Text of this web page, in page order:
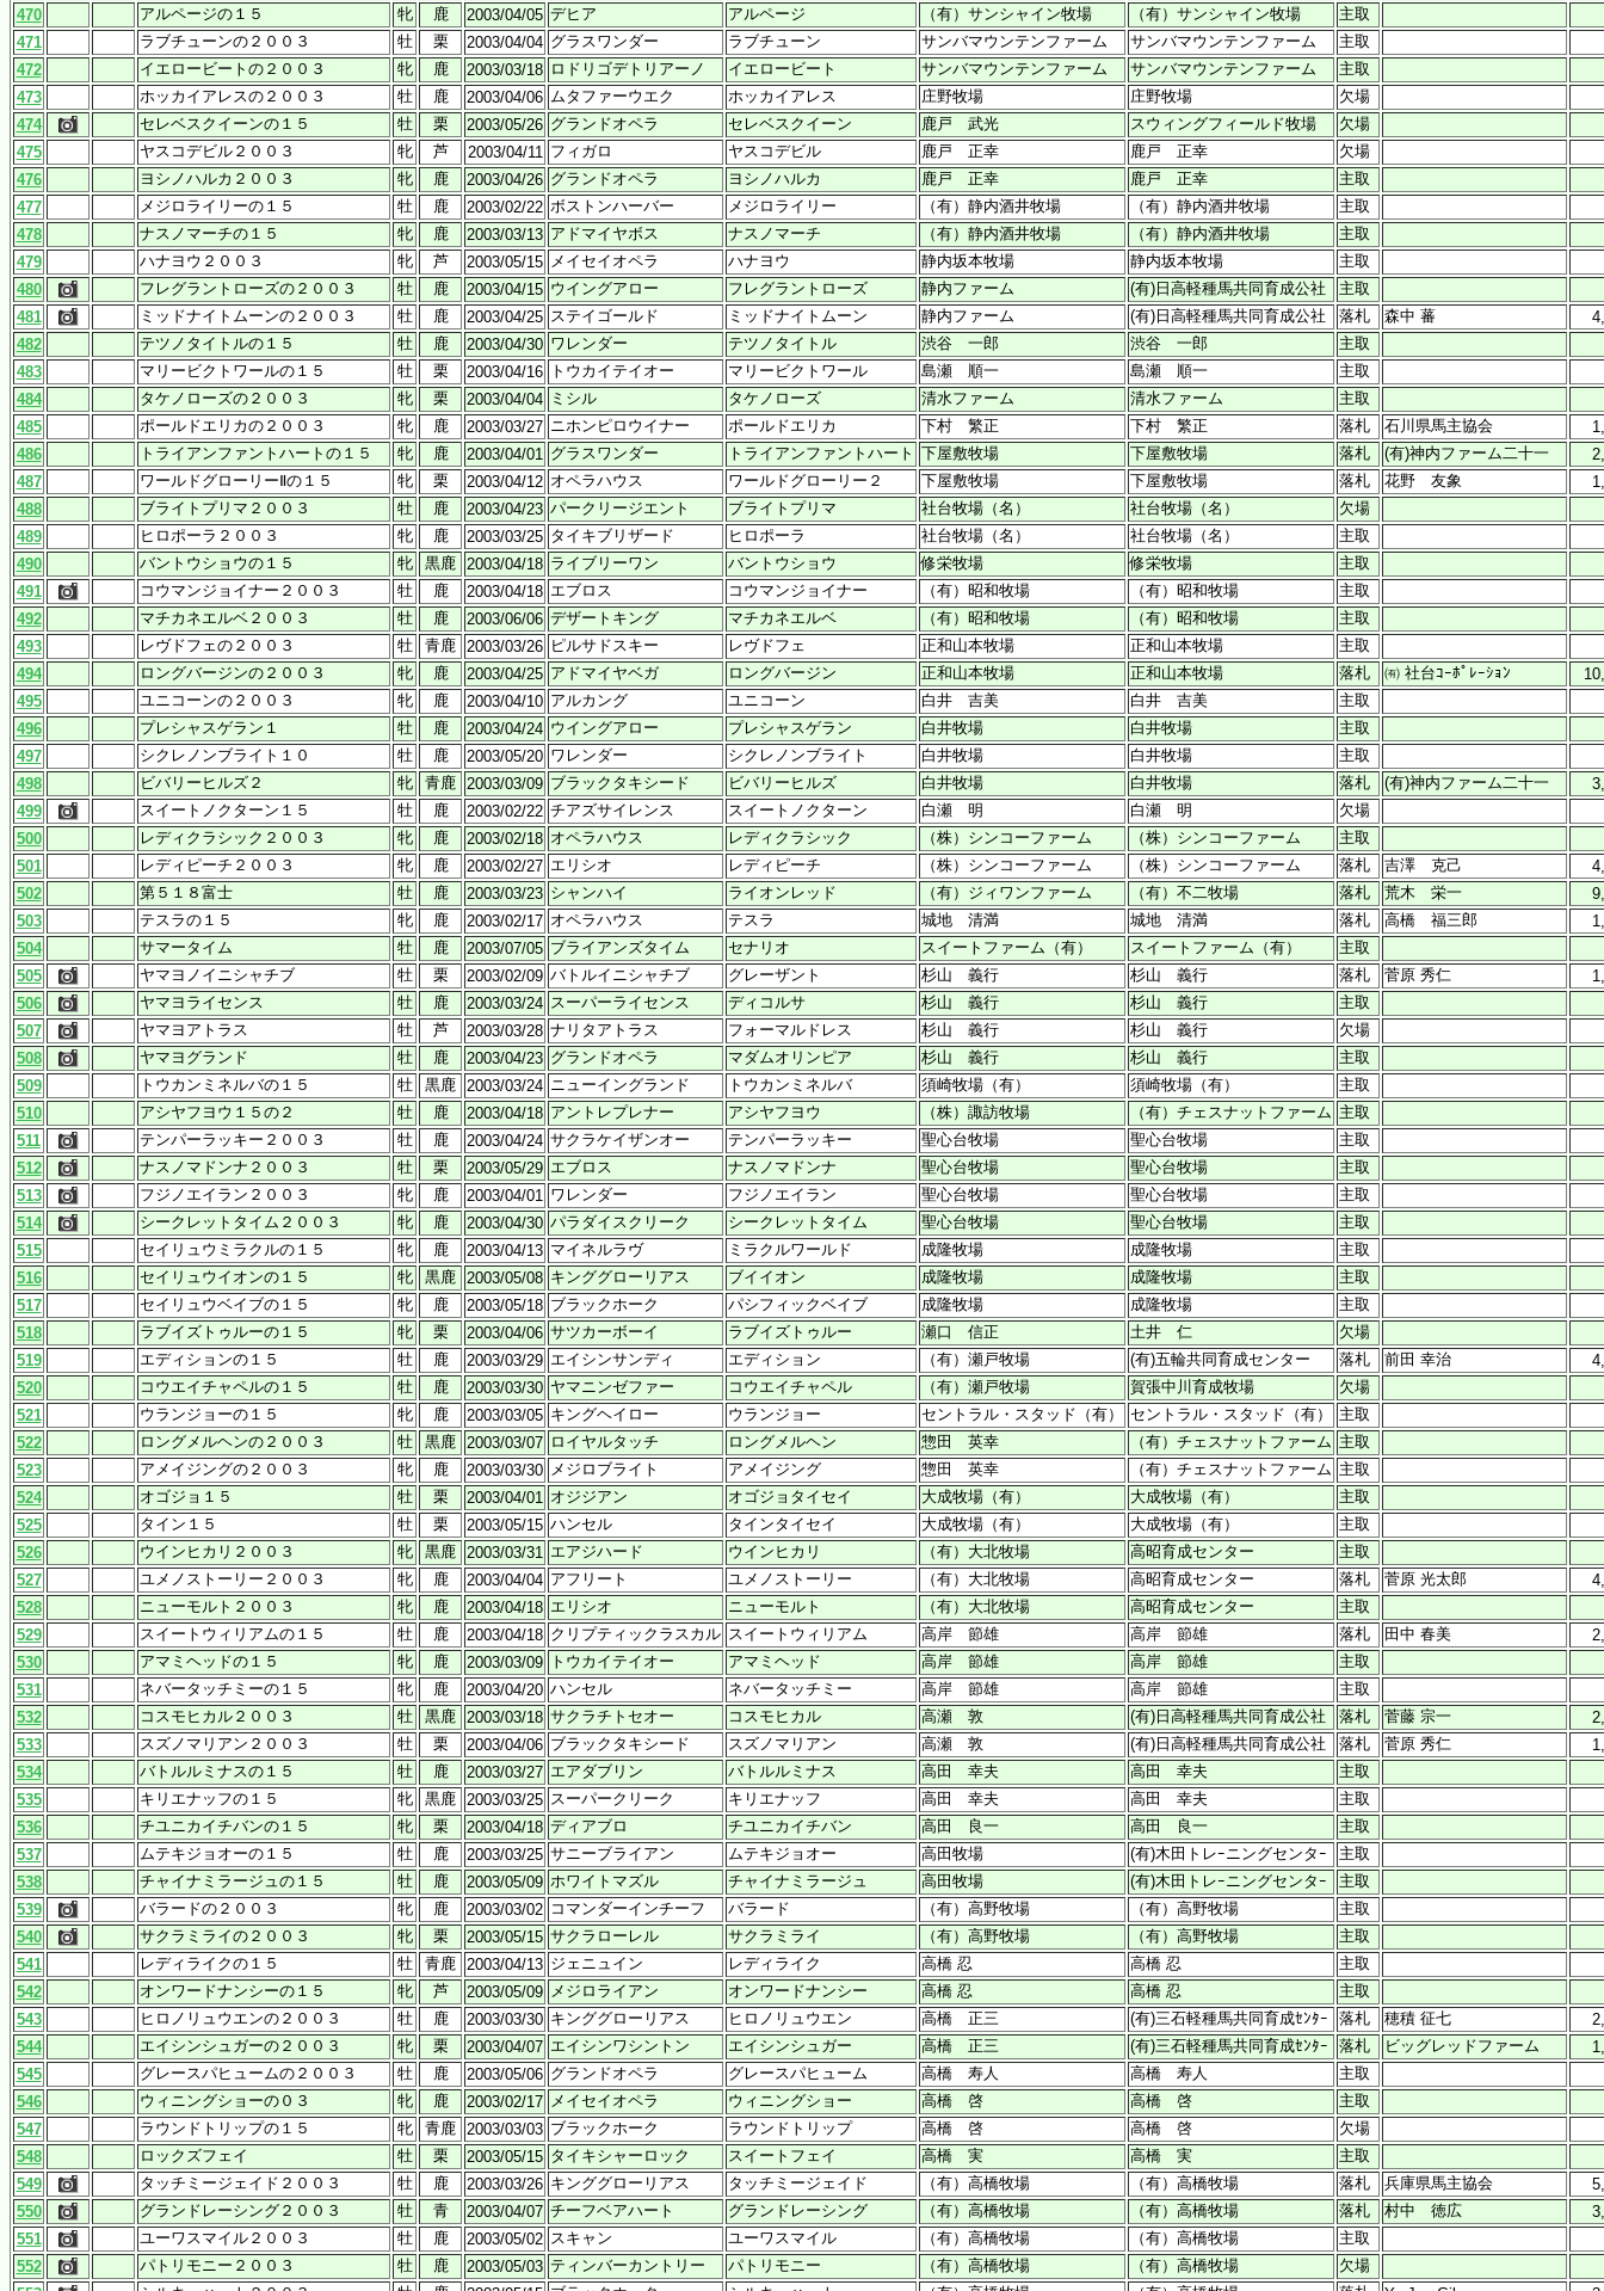
470
アルページの１５ 牝 鹿 2003/04/05 デヒア アルページ （有）サンシャイン牧場 （有）サンシャイン牧場
主取
471
ラブチューンの２００３ 牡 栗 2003/04/04 グラスワンダー ラブチューン サンバマウンテンファーム サンバマウンテンファーム
主取
472
イエロービートの２００３ 牝 鹿 2003/03/18 ロドリゴデトリアーノ イエロービート サンバマウンテンファーム サンバマウンテンファーム
主取
473
ホッカイアレスの２００３ 牡 鹿 2003/04/06 ムタファーウエク ホッカイアレス 庄野牧場 庄野牧場
欠場
474
セレベスクイーンの１５ 牡 栗 2003/05/26 グランドオペラ セレベスクイーン 鹿戸 武光 スウィングフィールド牧場
欠場
475
ヤスコデビル２００３ 牝 芦 2003/04/11 フィガロ ヤスコデビル 鹿戸 正幸 鹿戸 正幸
欠場
476
ヨシノハルカ２００３ 牝 鹿 2003/04/26 グランドオペラ ヨシノハルカ 鹿戸 正幸 鹿戸 正幸
主取
477
メジロライリーの１５ 牡 鹿 2003/02/22 ボストンハーバー メジロライリー （有）静内酒井牧場 （有）静内酒井牧場
主取
478
ナスノマーチの１５ 牝 鹿 2003/03/13 アドマイヤボス ナスノマーチ （有）静内酒井牧場 （有）静内酒井牧場
主取
479
ハナヨウ２００３ 牝 芦 2003/05/15 メイセイオペラ ハナヨウ 静内坂本牧場 静内坂本牧場
主取
480
フレグラントローズの２００３ 牡 鹿 2003/04/15 ウイングアロー フレグラントローズ 静内ファーム (有)日高軽種馬共同育成公社
主取
481
ミッドナイトムーンの２００３ 牡 鹿 2003/04/25 ステイゴールド ミッドナイトムーン 静内ファーム (有)日高軽種馬共同育成公社 落札 森中 蕃
482
テツノタイトルの１５ 牡 鹿 2003/04/30 ワレンダー テツノタイトル 渋谷 一郎 渋谷 一郎
主取
483
マリービクトワールの１５ 牡 栗 2003/04/16 トウカイテイオー マリービクトワール 島瀬 順一 島瀬 順一
主取
484
タケノローズの２００３ 牝 栗 2003/04/04 ミシル タケノローズ 清水ファーム 清水ファーム
主取
485
ポールドエリカの２００３ 牝 鹿 2003/03/27 ニホンピロウイナー ポールドエリカ 下村 繁正 下村 繁正 落札 石川県馬主協会
486
トライアンファントハートの１５ 牝 鹿 2003/04/01 グラスワンダー トライアンファントハート 下屋敷牧場 下屋敷牧場 落札 (有)神内ファーム二十一
487
ワールドグローリーⅡの１５ 牝 栗 2003/04/12 オペラハウス ワールドグローリー２ 下屋敷牧場 下屋敷牧場 落札 花野 友象
488
ブライトプリマ２００３ 牡 鹿 2003/04/23 パークリージエント ブライトプリマ 社台牧場（名） 社台牧場（名）
欠場
489
ヒロポーラ２００３ 牝 鹿 2003/03/25 タイキブリザード ヒロポーラ 社台牧場（名） 社台牧場（名）
主取
490
バントウショウの１５ 牝 黒鹿 2003/04/18 ライブリーワン バントウショウ 修栄牧場 修栄牧場
主取
491
コウマンジョイナー２００３ 牡 鹿 2003/04/18 エブロス コウマンジョイナー （有）昭和牧場 （有）昭和牧場
主取
492
マチカネエルベ２００３ 牡 鹿 2003/06/06 デザートキング マチカネエルベ （有）昭和牧場 （有）昭和牧場
主取
493
レヴドフェの２００３ 牡 青鹿 2003/03/26 ピルサドスキー レヴドフェ 正和山本牧場 正和山本牧場
主取
494
ロングバージンの２００３ 牝 鹿 2003/04/25 アドマイヤベガ ロングバージン 正和山本牧場 正和山本牧場 落札 ㈲ 社台ｺｰﾎﾟﾚｰｼｮﾝ
495
ユニコーンの２００３ 牝 鹿 2003/04/10 アルカング ユニコーン 白井 吉美 白井 吉美
主取
496
プレシャスゲラン１ 牡 鹿 2003/04/24 ウイングアロー プレシャスゲラン 白井牧場 白井牧場
主取
497
シクレノンブライト１０ 牡 鹿 2003/05/20 ワレンダー シクレノンブライト 白井牧場 白井牧場
主取
498
ビバリーヒルズ２ 牝 青鹿 2003/03/09 ブラックタキシード ビバリーヒルズ 白井牧場 白井牧場 落札 (有)神内ファーム二十一
499
スイートノクターン１５ 牡 鹿 2003/02/22 チアズサイレンス スイートノクターン 白瀬 明 白瀬 明
欠場
500
レディクラシック２００３ 牝 鹿 2003/02/18 オペラハウス レディクラシック （株）シンコーファーム （株）シンコーファーム
主取
501
レディピーチ２００３ 牝 鹿 2003/02/27 エリシオ レディピーチ （株）シンコーファーム （株）シンコーファーム 落札 吉澤 克己
502
第５１８富士 牡 鹿 2003/03/23 シャンハイ ライオンレッド （有）ジィワンファーム （有）不二牧場 落札 荒木 栄一
503
テスラの１５ 牝 鹿 2003/02/17 オペラハウス テスラ 城地 清満 城地 清満 落札 高橋 福三郎
504
サマータイム 牡 鹿 2003/07/05 ブライアンズタイム セナリオ スイートファーム（有） スイートファーム（有）
主取
505
ヤマヨノイニシャチブ 牡 栗 2003/02/09 バトルイニシャチブ グレーザント 杉山 義行 杉山 義行 落札 菅原 秀仁
506
ヤマヨライセンス 牡 鹿 2003/03/24 スーパーライセンス ディコルサ 杉山 義行 杉山 義行
主取
507
ヤマヨアトラス 牡 芦 2003/03/28 ナリタアトラス フォーマルドレス 杉山 義行 杉山 義行
欠場
508
ヤマヨグランド 牡 鹿 2003/04/23 グランドオペラ マダムオリンピア 杉山 義行 杉山 義行
主取
509
トウカンミネルバの１５ 牡 黒鹿 2003/03/24 ニューイングランド トウカンミネルバ 須崎牧場（有） 須崎牧場（有）
主取
510
アシヤフヨウ１５の２ 牡 鹿 2003/04/18 アントレプレナー アシヤフヨウ （株）諏訪牧場 （有）チェスナットファーム 主取
511
テンパーラッキー２００３ 牡 鹿 2003/04/24 サクラケイザンオー テンパーラッキー 聖心台牧場 聖心台牧場
主取
512
ナスノマドンナ２００３ 牡 栗 2003/05/29 エブロス ナスノマドンナ 聖心台牧場 聖心台牧場
主取
513
フジノエイラン２００３ 牝 鹿 2003/04/01 ワレンダー フジノエイラン 聖心台牧場 聖心台牧場
主取
514
シークレットタイム２００３ 牝 鹿 2003/04/30 パラダイスクリーク シークレットタイム 聖心台牧場 聖心台牧場
主取
515
セイリュウミラクルの１５ 牝 鹿 2003/04/13 マイネルラヴ ミラクルワールド 成隆牧場 成隆牧場
主取
516
セイリュウイオンの１５ 牝 黒鹿 2003/05/08 キンググローリアス ブイイオン 成隆牧場 成隆牧場
主取
517
セイリュウベイブの１５ 牝 鹿 2003/05/18 ブラックホーク パシフィックベイブ 成隆牧場 成隆牧場
主取
518
ラブイズトゥルーの１５ 牝 栗 2003/04/06 サツカーボーイ ラブイズトゥルー 瀬口 信正 土井 仁
欠場
519
エディションの１５ 牡 鹿 2003/03/29 エイシンサンディ エディション （有）瀬戸牧場 (有)五輪共同育成センター 落札 前田 幸治
520
コウエイチャペルの１５ 牡 鹿 2003/03/30 ヤマニンゼファー コウエイチャペル （有）瀬戸牧場 賀張中川育成牧場
欠場
521
ウランジョーの１５ 牝 鹿 2003/03/05 キングヘイロー ウランジョー セントラル・スタッド（有） セントラル・スタッド（有）
主取
522
ロングメルヘンの２００３ 牡 黒鹿 2003/03/07 ロイヤルタッチ ロングメルヘン 惣田 英幸 （有）チェスナットファーム 主取
523
アメイジングの２００３ 牝 鹿 2003/03/30 メジロブライト アメイジング 惣田 英幸 （有）チェスナットファーム 主取
524
オゴジョ１５ 牡 栗 2003/04/01 オジジアン オゴジョタイセイ 大成牧場（有） 大成牧場（有）
主取
525
タイン１５ 牡 栗 2003/05/15 ハンセル タインタイセイ 大成牧場（有） 大成牧場（有）
主取
526
ウインヒカリ２００３ 牝 黒鹿 2003/03/31 エアジハード ウインヒカリ （有）大北牧場 高昭育成センター
主取
527
ユメノストーリー２００３ 牝 鹿 2003/04/04 アフリート ユメノストーリー （有）大北牧場 高昭育成センター 落札 菅原 光太郎
528
ニューモルト２００３ 牝 鹿 2003/04/18 エリシオ ニューモルト （有）大北牧場 高昭育成センター
主取
529
スイートウィリアムの１５ 牡 鹿 2003/04/18 クリプティックラスカル スイートウィリアム 高岸 節雄 高岸 節雄 落札 田中 春美
530
アマミヘッドの１５ 牝 鹿 2003/03/09 トウカイテイオー アマミヘッド 高岸 節雄 高岸 節雄
主取
531
ネバータッチミーの１５ 牝 鹿 2003/04/20 ハンセル ネバータッチミー 高岸 節雄 高岸 節雄
主取
532
コスモヒカル２００３ 牡 黒鹿 2003/03/18 サクラチトセオー コスモヒカル 高瀬 敦 (有)日高軽種馬共同育成公社 落札 菅藤 宗一
533
スズノマリアン２００３ 牡 栗 2003/04/06 ブラックタキシード スズノマリアン 高瀬 敦 (有)日高軽種馬共同育成公社 落札 菅原 秀仁
534
バトルルミナスの１５ 牡 鹿 2003/03/27 エアダブリン バトルルミナス 高田 幸夫 高田 幸夫
主取
535
キリエナッフの１５ 牝 黒鹿 2003/03/25 スーパークリーク キリエナッフ 高田 幸夫 高田 幸夫
主取
536
チユニカイチバンの１５ 牝 栗 2003/04/18 ディアブロ チユニカイチバン 高田 良一 高田 良一
主取
537
ムテキジョオーの１５ 牡 鹿 2003/03/25 サニーブライアン ムテキジョオー 高田牧場 (有)木田トレｰニングセンタｰ
主取
538
チャイナミラージュの１５ 牡 鹿 2003/05/09 ホワイトマズル チャイナミラージュ 高田牧場 (有)木田トレｰニングセンタｰ
主取
539
バラードの２００３ 牝 鹿 2003/03/02 コマンダーインチーフ バラード （有）高野牧場 （有）高野牧場
主取
540
サクラミライの２００３ 牝 栗 2003/05/15 サクラローレル サクラミライ （有）高野牧場 （有）高野牧場
主取
541
レディライクの１５ 牡 青鹿 2003/04/13 ジェニュイン レディライク 高橋 忍 高橋 忍
主取
542
オンワードナンシーの１５ 牝 芦 2003/05/09 メジロライアン オンワードナンシー 高橋 忍 高橋 忍
主取
543
ヒロノリュウエンの２００３ 牡 鹿 2003/03/30 キンググローリアス ヒロノリュウエン 高橋 正三 (有)三石軽種馬共同育成ｾﾝﾀｰ 落札 穂積 征七
544
エイシンシュガーの２００３ 牝 栗 2003/04/07 エイシンワシントン エイシンシュガー 高橋 正三 (有)三石軽種馬共同育成ｾﾝﾀｰ 落札 ビッグレッドファーム
545
グレースパヒュームの２００３ 牡 鹿 2003/05/06 グランドオペラ グレースパヒューム 高橋 寿人 高橋 寿人
主取
546
ウィニングショーの０３ 牝 鹿 2003/02/17 メイセイオペラ ウィニングショー 高橋 啓 高橋 啓
主取
547
ラウンドトリップの１５ 牝 青鹿 2003/03/03 ブラックホーク ラウンドトリップ 高橋 啓 高橋 啓
欠場
548
ロックズフェイ 牡 栗 2003/05/15 タイキシャーロック スイートフェイ 高橋 実 高橋 実
主取
549
タッチミージェイド２００３ 牡 鹿 2003/03/26 キンググローリアス タッチミージェイド （有）高橋牧場 （有）高橋牧場 落札 兵庫県馬主協会
550
グランドレーシング２００３ 牡 青 2003/04/07 チーフベアハート グランドレーシング （有）高橋牧場 （有）高橋牧場 落札 村中 徳広
551
ユーワスマイル２００３ 牡 鹿 2003/05/02 スキャン ユーワスマイル （有）高橋牧場 （有）高橋牧場
主取
552
パトリモニー２００３ 牡 鹿 2003/05/03 ティンバーカントリー パトリモニー （有）高橋牧場 （有）高橋牧場
欠場